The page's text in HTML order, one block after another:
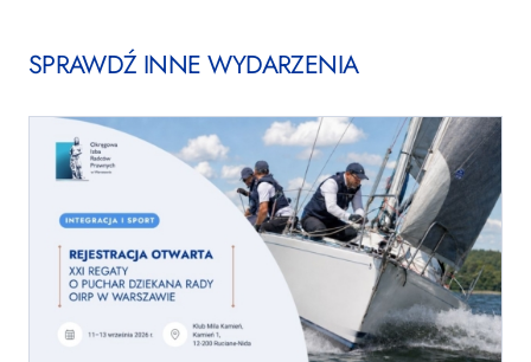
SPRAWDŹ INNE WYDARZENIA